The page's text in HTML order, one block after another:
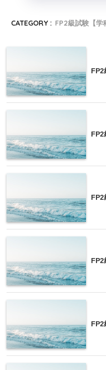
CATEGORY : FP2級試験【学
FP2
FP2
FP2
FP2
FP2